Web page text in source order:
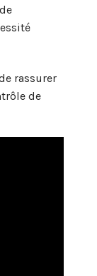
rassurer
de